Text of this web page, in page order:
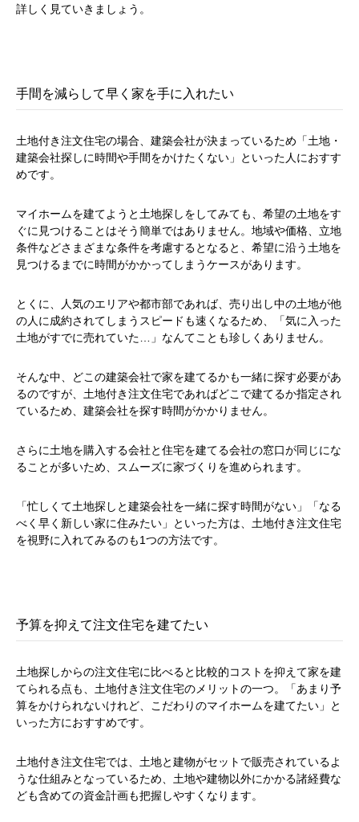
詳しく見ていきましょう。
手間を減らして早く家を手に入れたい
土地付き注文住宅の場合、建築会社が決まっているため「土地・
建築会社探しに時間や手間をかけたくない」といった人におすす
めです。
マイホームを建てようと土地探しをしてみても、希望の土地をす
ぐに見つけることはそう簡単ではありません。地域や価格、立地
条件などさまざまな条件を考慮するとなると、希望に沿う土地を
見つけるまでに時間がかかってしまうケースがあります。
とくに、人気のエリアや都市部であれば、売り出し中の土地が他
の人に成約されてしまうスピードも速くなるため、「気に入った
土地がすでに売れていた…」なんてことも珍しくありません。
そんな中、どこの建築会社で家を建てるかも一緒に探す必要があ
るのですが、土地付き注文住宅であればどこで建てるか指定され
ているため、建築会社を探す時間がかかりません。
さらに土地を購入する会社と住宅を建てる会社の窓口が同じにな
ることが多いため、スムーズに家づくりを進められます。
「忙しくて土地探しと建築会社を一緒に探す時間がない」「なる
べく早く新しい家に住みたい」といった方は、土地付き注文住宅
を視野に入れてみるのも1つの方法です。
予算を抑えて注文住宅を建てたい
土地探しからの注文住宅に比べると比較的コストを抑えて家を建
てられる点も、土地付き注文住宅のメリットの一つ。「あまり予
算をかけられないけれど、こだわりのマイホームを建てたい」と
いった方におすすめです。
土地付き注文住宅では、土地と建物がセットで販売されているよ
うな仕組みとなっているため、土地や建物以外にかかる諸経費な
ども含めての資金計画も把握しやすくなります。